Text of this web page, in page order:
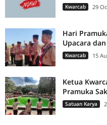
Kwarcab 29
Hari
Upacara
Kwarcab 15
Ketua
Pramuka
Satuan Karya